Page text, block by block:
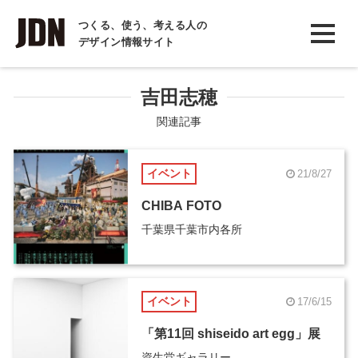
つくる、使う、考える人の
デザイン情報サイト
INTERVIEW
インタビュー
COLUMN
コラム
吉田志穂
関連記事
イベント 21/8/27
CHIBA FOTO
千葉県千葉市内各所
イベント 17/6/15
「第11回 shiseido art egg」展